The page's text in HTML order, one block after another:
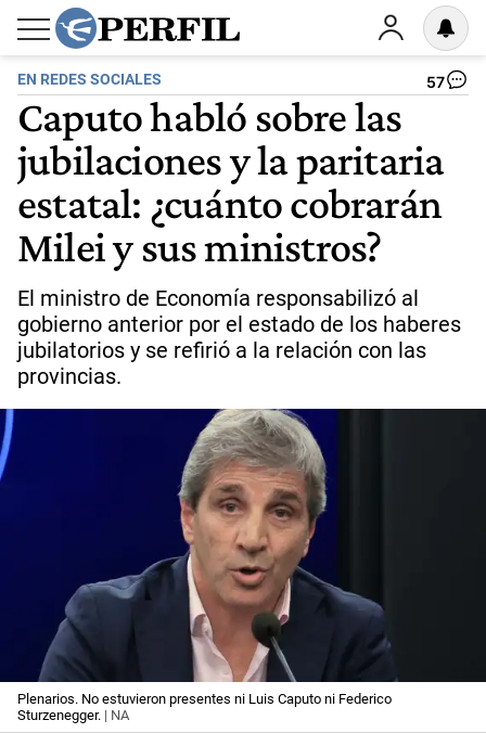
EN REDES SOCIALES 57
Caputo habló sobre las
jubilaciones y la paritaria
estatal: ¿cuánto cobrarán
Milei y sus ministros?
El ministro de Economía responsabilizó al
gobierno anterior por el estado de los haberes
jubilatorios y se refirió a la relación con las
provincias.
Plenarios. No estuvieron presentes ni Luis Caputo ni Federico
Sturzenegger. | NA